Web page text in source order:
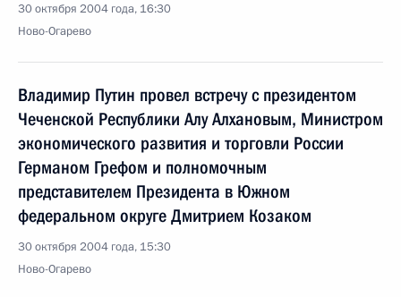
30 октября 2004 года, 16:30
Ново-Огарево
Владимир Путин провел встречу с президентом
Чеченской Республики Алу Алхановым, Министром
экономического развития и торговли России
Германом Грефом и полномочным
представителем Президента в Южном
федеральном округе Дмитрием Козаком
30 октября 2004 года, 15:30
Ново-Огарево